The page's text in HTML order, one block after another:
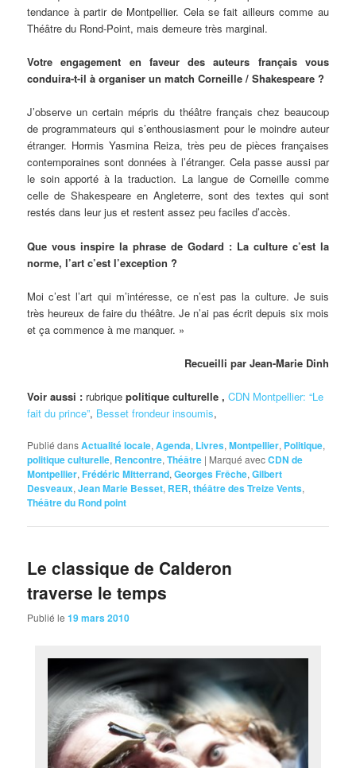
tendance à partir de Montpellier. Cela se fait ailleurs comme au
Théâtre du Rond-Point, mais demeure très marginal.
Votre engagement en faveur des auteurs français vous
conduira-t-il à organiser un match Corneille / Shakespeare ?
J’observe un certain mépris du théâtre français chez beaucoup
de programmateurs qui s’enthousiasment pour le moindre auteur
étranger. Hormis Yasmina Reiza, très peu de pièces françaises
contemporaines sont données à l’étranger. Cela passe aussi par
le soin apporté à la traduction. La langue de Corneille comme
celle de Shakespeare en Angleterre, sont des textes qui sont
restés dans leur jus et restent assez peu faciles d’accès.
Que vous inspire la phrase de Godard : La culture c’est la
norme, l’art c’est l’exception ?
Moi c’est l’art qui m’intéresse, ce n’est pas la culture. Je suis
très heureux de faire du théâtre. Je n’ai pas écrit depuis six mois
et ça commence à me manquer. »
Recueilli par Jean-Marie Dinh
Voir aussi : rubriquepolitique culturelle , CDN Montpellier: “Le
fait du prince”, Besset frondeur insoumis,
Publié dansActualité locale,Agenda, Livres,Montpellier, Politique,
politique culturelle, Rencontre,Théâtre | Marqué avecCDN de
Montpellier,Frédéric Mitterrand,Georges Frêche,Gilbert
Desveaux,Jean Marie Besset, RER,théâtre des Treize Vents,
Théâtre du Rond point
Le classique de Calderon
traverse le temps
Publié le19 mars 2010